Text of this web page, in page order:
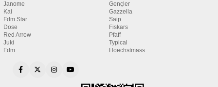
Janome
Kai
Fdm Star
Dose
Red Arrow
Juki
Fdm
Gençler
Gazzella
Saip
Fiskars
Pfaff
Typical
Hoechstmass